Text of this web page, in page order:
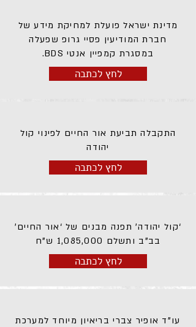
מדינת ישראל פועלת למחיקת מידע של
חברת המודיעין פסיי גרופ שפעלה
במסגרת קמפיין אנטי BDS.
לחץ לכתבה
התקבלה תביעת אור החיים לפינוי קול
יהודה
לחץ לכתבה
‘קול יהודה’ תפנה מבנים של ‘אור החיים’
בב”ב ותשלם 1,085,000 ש”ח
לחץ לכתבה
עו"ד אופיר צברי בריאיון מיוחד למערכת